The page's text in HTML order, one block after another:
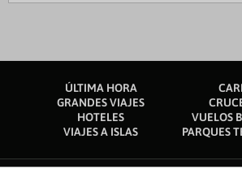
ÚLTIMA HORA
GRANDES VIAJES
HOTELES
VUELOS
VIAJES A ISLAS
PARQUES